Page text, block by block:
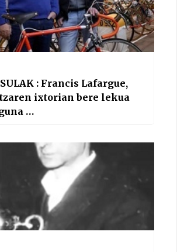
: Francis Lafargue,
ixtorian bere lekua
…